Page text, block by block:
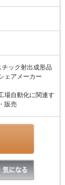
ック射出成形品
ェアメーカー
場自動化に関連す
販売